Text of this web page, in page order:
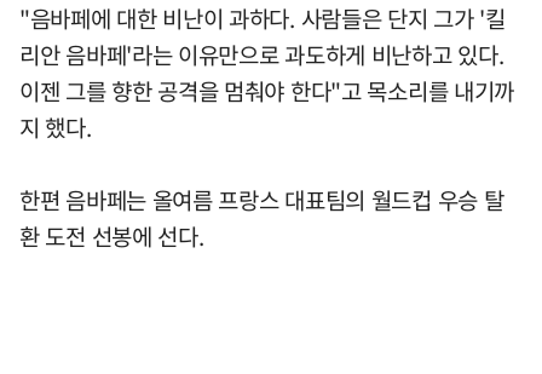
"음바페에 대한 비난이 과하다. 사람들은 단지 그가 '킬
리안 음바페'라는 이유만으로 과도하게 비난하고 있다.
이젠 그를 향한 공격을 멈춰야 한다"고 목소리를 내기까
지 했다.
한편 음바페는 올여름 프랑스 대표팀의 월드컵 우승 탈
환 도전 선봉에 선다.